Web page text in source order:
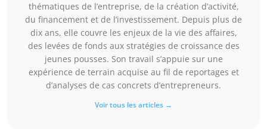
thématiques de l’entreprise, de la création d’activité,
du financement et de l’investissement. Depuis plus de
dix ans, elle couvre les enjeux de la vie des affaires,
des levées de fonds aux stratégies de croissance des
jeunes pousses. Son travail s’appuie sur une
expérience de terrain acquise au fil de reportages et
d’analyses de cas concrets d’entrepreneurs.
Voir tous les articles →